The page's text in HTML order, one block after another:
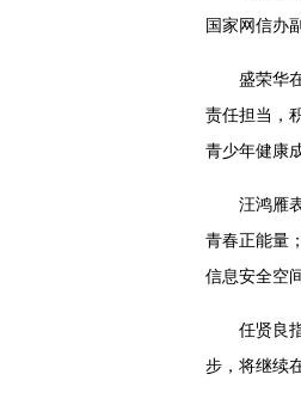
国家网信办
盛荣华
责任担当，
青少年健康
汪鸿雁
青春正能量
信息安全空
任贤良
步，将继续